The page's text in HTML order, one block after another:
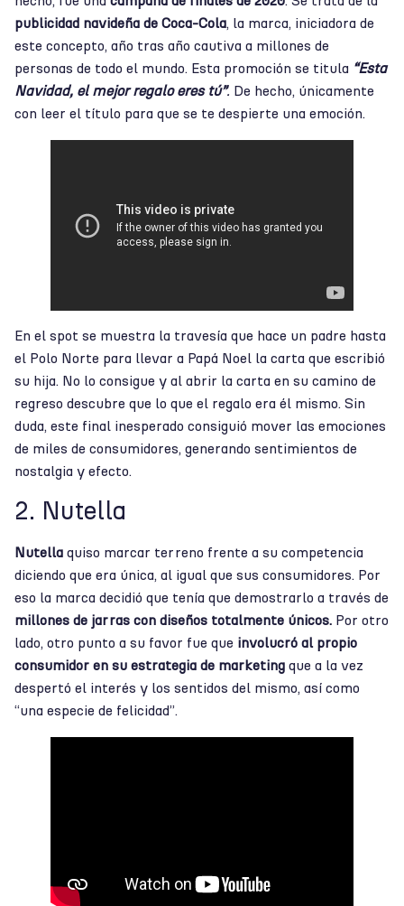
publicidad navideña de Coca-Cola, la marca, iniciadora de
este concepto, año tras año cautiva a millones de
personas de todo el mundo. Esta promoción se titula “Esta
Navidad, el mejor regalo eres tú”. De hecho, únicamente
con leer el título para que se te despierte una emoción.
En el spot se muestra la travesía que hace un padre hasta
el Polo Norte para llevar a Papá Noel la carta que escribió
su hija. No lo consigue y al abrir la carta en su camino de
regreso descubre que lo que el regalo era él mismo. Sin
duda, este final inesperado consiguió mover las emociones
de miles de consumidores, generando sentimientos de
nostalgia y efecto.
2. Nutella
Nutella quiso marcar terreno frente a su competencia
diciendo que era única, al igual que sus consumidores. Por
eso la marca decidió que tenía que demostrarlo a través de
millones de jarras con diseños totalmente únicos. Por otro
lado, otro punto a su favor fue que involucró al propio
consumidor en su estrategia de marketing que a la vez
despertó el interés y los sentidos del mismo, así como
“una especie de felicidad”.